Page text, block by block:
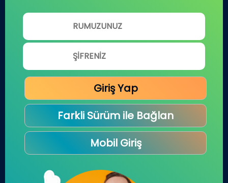
Giriş Yap
Farkli Sürüm ile Bağlan
Mobil Giriş